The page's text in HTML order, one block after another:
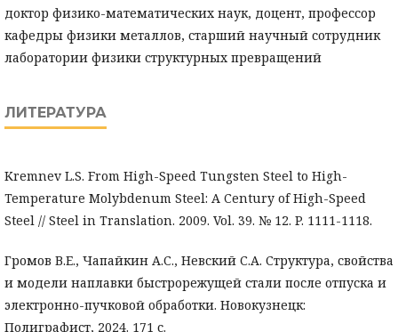
доктор физико-математических наук, доцент, профессор
кафедры физики металлов, старший научный сотрудник
лаборатории физики структурных превращений
ЛИТЕРАТУРА
Kremnev L.S. From High-Speed Tungsten Steel to High-
Temperature Molybdenum Steel: A Century of High-Speed
Steel // Steel in Translation. 2009. Vol. 39. № 12. P. 1111-1118.
Громов В.Е., Чапайкин А.С., Невский С.А. Структура, свойства
и модели наплавки быстрорежущей стали после отпуска и
электронно-пучковой обработки. Новокузнецк:
Полиграфист, 2024. 171 с.